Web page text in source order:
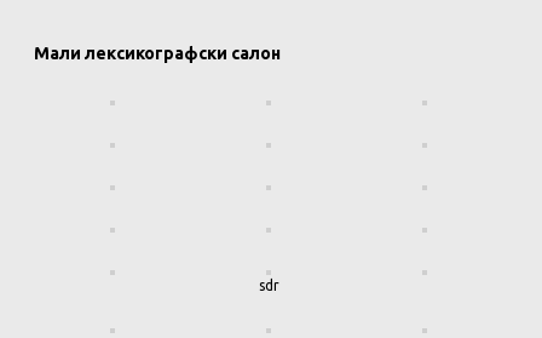
Мали лексикографски салон
sdr